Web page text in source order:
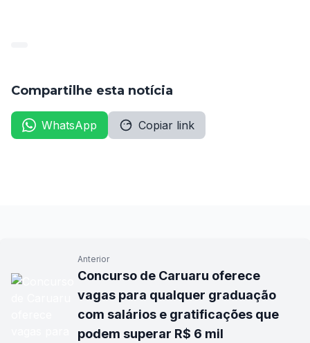
Compartilhe esta notícia
WhatsApp Copiar link
Anterior
Concurso de Caruaru oferece
vagas para qualquer graduação
com salários e gratificações que
podem superar R$ 6 mil